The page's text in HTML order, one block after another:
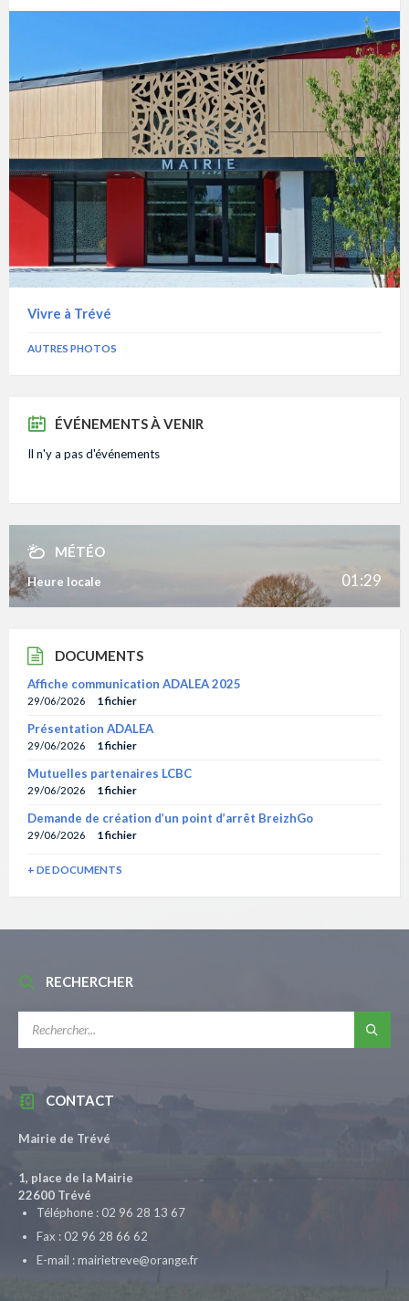
Vivre à Trévé
AUTRES PHOTOS
ÉVÉNEMENTS À VENIR
Il n'y a pas d'événements
MÉTÉO
Heure locale 01:29
DOCUMENTS
Affiche communication ADALEA 2025
29/06/2026 1 fichier
Présentation ADALEA
29/06/2026 1 fichier
Mutuelles partenaires LCBC
29/06/2026 1 fichier
Demande de création d’un point d’arrêt BreizhGo
29/06/2026 1 fichier
+ DE DOCUMENTS
RECHERCHER
CONTACT
Mairie de Trévé
1, place de la Mairie
22600 Trévé
Téléphone : 02 96 28 13 67
Fax : 02 96 28 66 62
E-mail : mairietreve@orange.fr